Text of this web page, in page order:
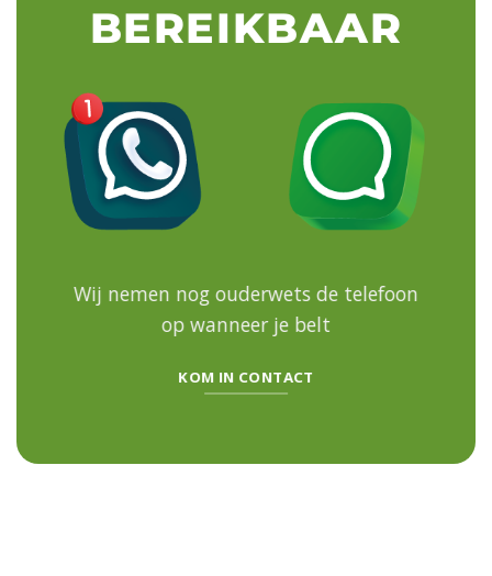
BEREIKBAAR
Wij nemen nog ouderwets de telefoon
op wanneer je belt
KOM IN CONTACT